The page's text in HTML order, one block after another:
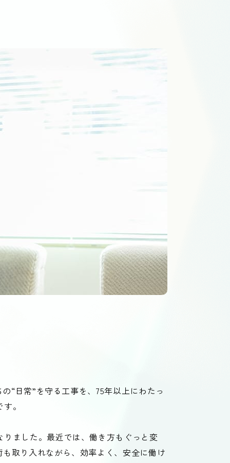
“日常”を守る工事を、75年以上にわたっ
。
ました。最近では、働き方もぐっと変
取り入れながら、効率よく、安全に働け